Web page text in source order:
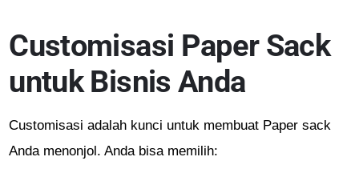
Customisasi Paper Sack
untuk Bisnis Anda
Customisasi adalah kunci untuk membuat Paper sack
Anda menonjol. Anda bisa memilih: